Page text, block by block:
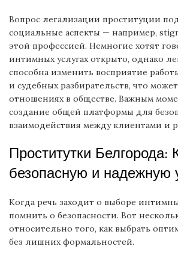
Вопрос легализации проституции
социальные аспекты — например,
этой профессией. Немногие хотят
интимных услугах открыто, однако
способна изменить восприятие
и судебных разбирательств, что может
отношениях в обществе. Важным
создание общей платформы для
взаимодействия между клиентами и
Проститутки Белгорода:
безопасную и надежную
Когда речь заходит о выборе
помнить о безопасности. Вот
относительно того, как выбрать
без лишних формальностей.